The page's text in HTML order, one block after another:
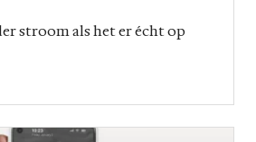
stroom als het er écht op